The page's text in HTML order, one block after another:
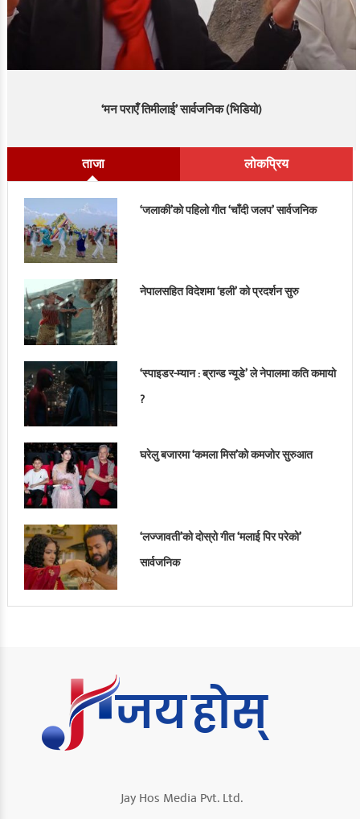
‘मन पराएँ तिमीलाई’ सार्वजनिक (भिडियो)
ताजा लोकप्रिय
‘जलाकी’को पहिलो गीत ‘चाँदी जलप’ सार्वजनिक
नेपालसहित विदेशमा ‘हली’ को प्रदर्शन सुरु
‘स्पाइडर-म्यान : ब्रान्ड न्यूडे’ ले नेपालमा कति कमायो
?
घरेलु बजारमा ‘कमला मिस’को कमजोर सुरुआत
‘लज्जावती’को दोस्रो गीत ‘मलाई पिर परेको’
सार्वजनिक
Jay Hos Media Pvt. Ltd.